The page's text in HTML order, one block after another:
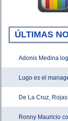
ÚLTIMAS
Adonis Medina
Lugo es el
De La Cruz,
Ronny Mauricio